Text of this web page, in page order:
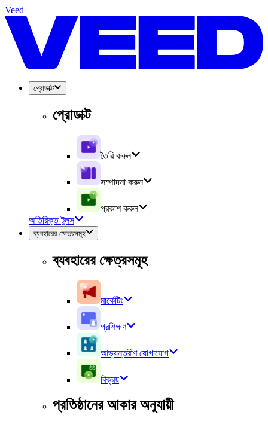
Veed
প্রোডাক্ট
প্রোডাক্ট
তৈরি করুন
সম্পাদনা করুন
প্রকাশ করুন
অতিরিক্ত টুলস
ব্যবহারের ক্ষেত্রসমূহ
ব্যবহারের ক্ষেত্রসমূহ
মার্কেটিং
প্রশিক্ষণ
আভ্যন্তরীণ যোগাযোগ
বিক্রয়
প্রতিষ্ঠানের আকার অনুযায়ী